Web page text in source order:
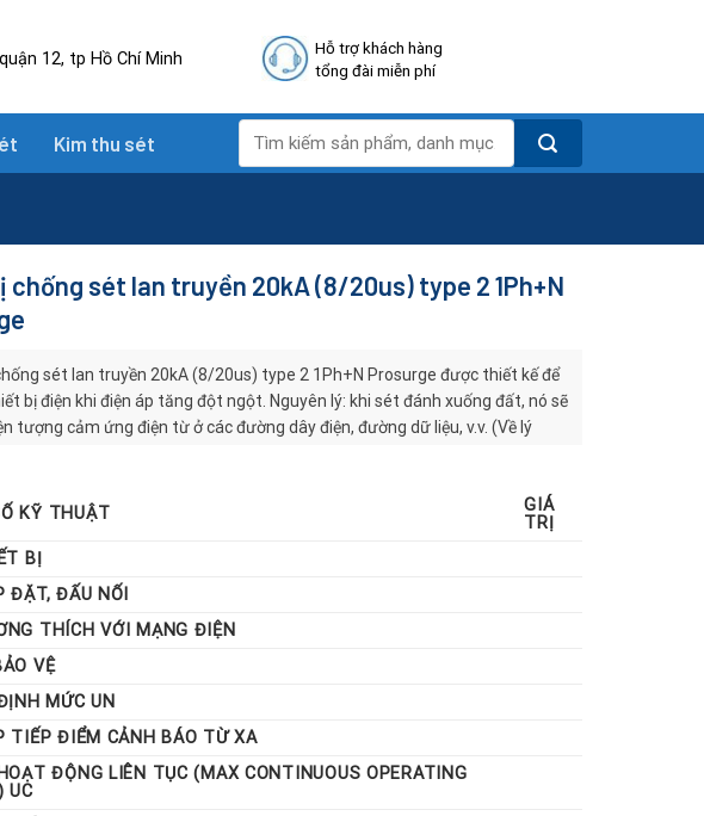
12, tp Hồ Chí Minh
Hỗ trợ khách hàng
tổng đài miễn phí
Kim thu sét
kiếm:
chống sét lan truyền 20kA (8/20us) type 2 1Ph+N
sét lan truyền 20kA (8/20us) type 2 1Ph+N Prosurge được thiết kế để
bị điện khi điện áp tăng đột ngột. Nguyên lý: khi sét đánh xuống đất, nó sẽ
tượng cảm ứng điện từ ở các đường dây điện, đường dữ liệu, v.v. (Về lý
Chống sét lan truyền (SPD – Surge Arrester) là một loại aptomat (át
gia đình trước nguy cơ sét đánh. Các thiết bị điện, điện tử, CNTT thường
vệ chống sét đánh: nguồn điện 1 pha, 3 pha, máy tính, server, modem ADSL,
KỸ THUẬT
GIÁ
TRỊ
BỊ
ĐẶT, ĐẤU NỐI
THÍCH VỚI MẠNG ĐIỆN
VỆ
MỨC UN
TIẾP ĐIỂM CẢNH BÁO TỪ XA
ĐỘNG LIÊN TỤC (MAX CONTINUOUS OPERATING
UC